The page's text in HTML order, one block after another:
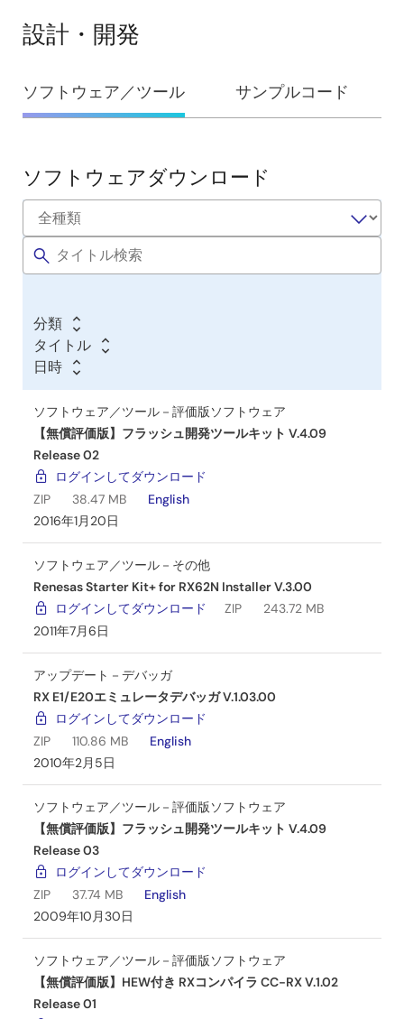
CPUボード
ポテンショメータ用調整シャフト（着脱可）
E1 エミュレータ
12 V電源（日本国内専用）
クイックスタートガイド
CD-ROM
- 統合開発環境 ：
High-performance Embedded Workshop
- Cコンパイラ ：
RXファミリ用C/C++コンパイラパッケージ 無償評価版
- デバッガ ：
E1/E20 エミュレータデバッガ
注意
RXファミリ用C/C++コンパイラパッケージ無償評価
版は、サポート対象外です。また、正規版RXファミ
リ用C/C++コンパイラパッケージに対し、一部、制
限があります。
E1エミュレータを付属していない製品もご用意して
おります。オーダ情報を参照してください。
試用期間: 60日間
61日以降は、リンクサイズの制限(128 KBまで)あり。
動作環境
IBM PC/AT互換機（USBインタフェース要） *1
Intel Pentium Ⅲ 600 MHz以上 *2
メモリ 128 MB以上
Microsoft Windows 7/ Windows XP/ Windows Vista
*3 (記載のOS以外は対応しておりません)
*1: IBM, PC/ATは米国International Business Machines
Corporationの登録商標です。
*2: Pentiumは米国Intel Corporationの商標です。
*3: MS, MS-DOS, Windowsは米国Microsoft Corporationの登
設計・開発
設
計・
発
ソフトウェア／ツール サンプルコード
ソ
フ
ト
ウ
ア
／
ツ
ー
ル
ソフトウェアダウンロード
分類
タイトル
日時
ソフトウェア／ツール－評価版ソフトウェア
【無償評価版】フラッシュ開発ツールキット V.4.09
Release 02
ログインしてダウンロード
ZIP
38.47 MB
English
2016年1月20日
ソフトウェア／ツール－その他
Renesas Starter Kit+ for RX62N Installer V.3.00
ログインしてダウンロード
ZIP
243.72 MB
2011年7月6日
アップデート－デバッガ
RX E1/E20エミュレータデバッガ V.1.03.00
ログインしてダウンロード
ZIP
110.86 MB
English
2010年2月5日
ソフトウェア／ツール－評価版ソフトウェア
【無償評価版】フラッシュ開発ツールキット V.4.09
Release 03
ログインしてダウンロード
ZIP
37.74 MB
English
2009年10月30日
ソフトウェア／ツール－評価版ソフトウェア
【無償評価版】HEW付き RXコンパイラ CC-RX V.1.02
Release 01